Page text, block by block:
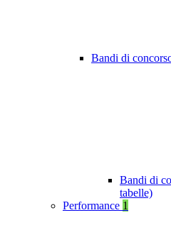
Bandi di
Bandi di
tabelle)
Performance 1